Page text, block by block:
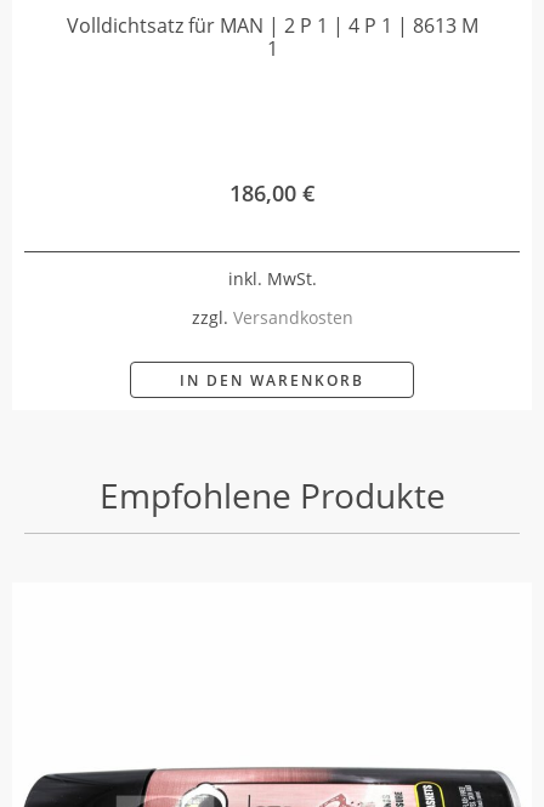
Volldichtsatz für MAN | 2 P 1 | 4 P 1 | 8613 M
1
186,00 €
inkl. MwSt.
zzgl. Versandkosten
IN DEN WARENKORB
Empfohlene Produkte